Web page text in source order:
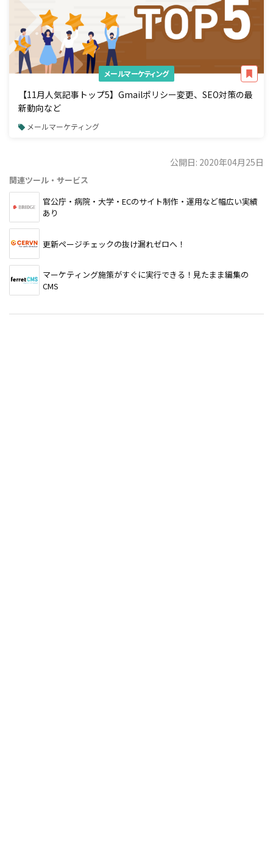
メールマーケティング
【11月人気記事トップ5】Gmailポリシー変更、SEO対策の最
新動向など
メールマーケティング
公開日: 2020年04月25日
関連ツール・サービス
官公庁・病院・大学・ECのサイト制作・運用など幅広い実績
あり
更新ページチェックの抜け漏れゼロへ！
マーケティング施策がすぐに実行できる！見たまま編集の
CMS